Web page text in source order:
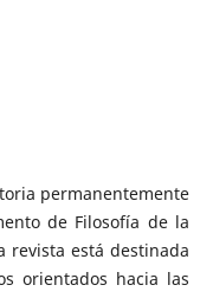
permanentemente
de Filosofía de la
revista está destinada
orientados hacia las